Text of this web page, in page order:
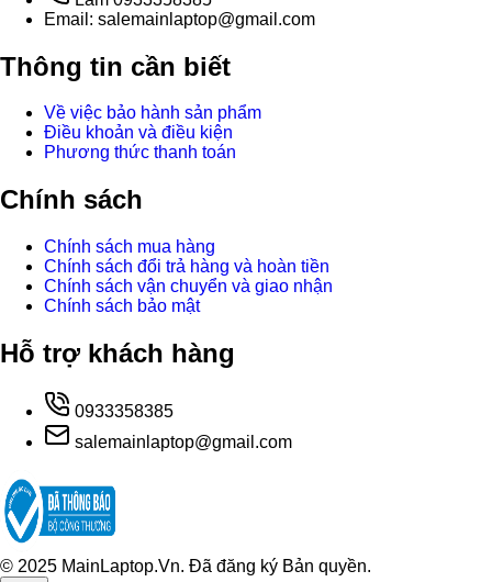
Email: salemainlaptop@gmail.com
Thông tin cần biết
Về việc bảo hành sản phẩm
Điều khoản và điều kiện
Phương thức thanh toán
Chính sách
Chính sách mua hàng
Chính sách đổi trả hàng và hoàn tiền
Chính sách vận chuyển và giao nhận
Chính sách bảo mật
Hỗ trợ khách hàng
0933358385
salemainlaptop@gmail.com
© 2025 MainLaptop.Vn. Đã đăng ký Bản quyền.